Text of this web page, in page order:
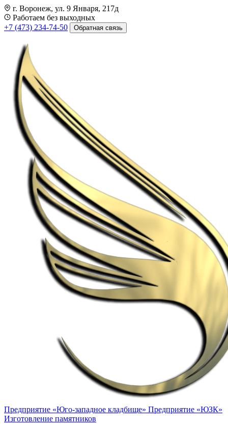
г. Воронеж, ул. 9 Января, 217д
Работаем без выходных
+7 (473) 234-74-50
Обратная связь
Предприятие «Юго-западное кладбище» Предприятие «ЮЗК»
Изготовление памятников